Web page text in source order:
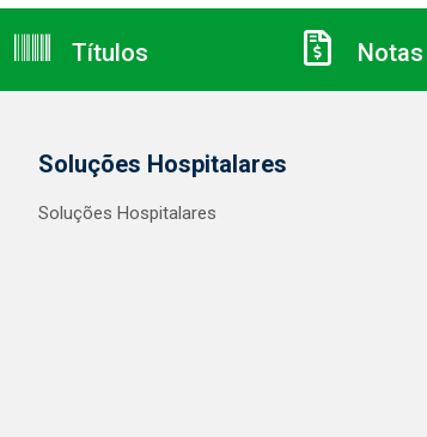
Títulos
Soluções Hospitalares
Soluções Hospitalares